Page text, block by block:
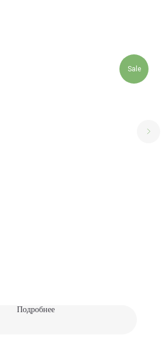
Sale
Подробнее